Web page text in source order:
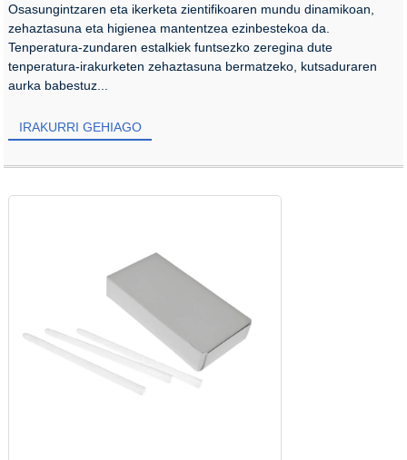
Osasungintzaren eta ikerketa zientifikoaren mundu dinamikoan,
zehaztasuna eta higienea mantentzea ezinbestekoa da.
Tenperatura-zundaren estalkiek funtsezko zeregina dute
tenperatura-irakurketen zehaztasuna bermatzeko, kutsaduraren
aurka babestuz...
IRAKURRI GEHIAGO